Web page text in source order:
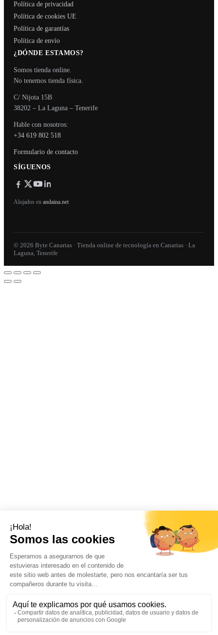
Política de privacidad
Política de cookies UE
Política de garantías
Política de envío
¿DÓNDE ESTAMOS?
Somos tienda online.
No tenemos tienda física.
C/ Nijota 15B
38202 – La Laguna – Tenerife
Hable con nosotros:
+34 619 802 518
Formulario de contacto
SÍGUENOS
Alojados en andaina.net
© 2026 Byte Canarias · Tienda online de tecnología en Canarias · La
Laguna, Tenerife